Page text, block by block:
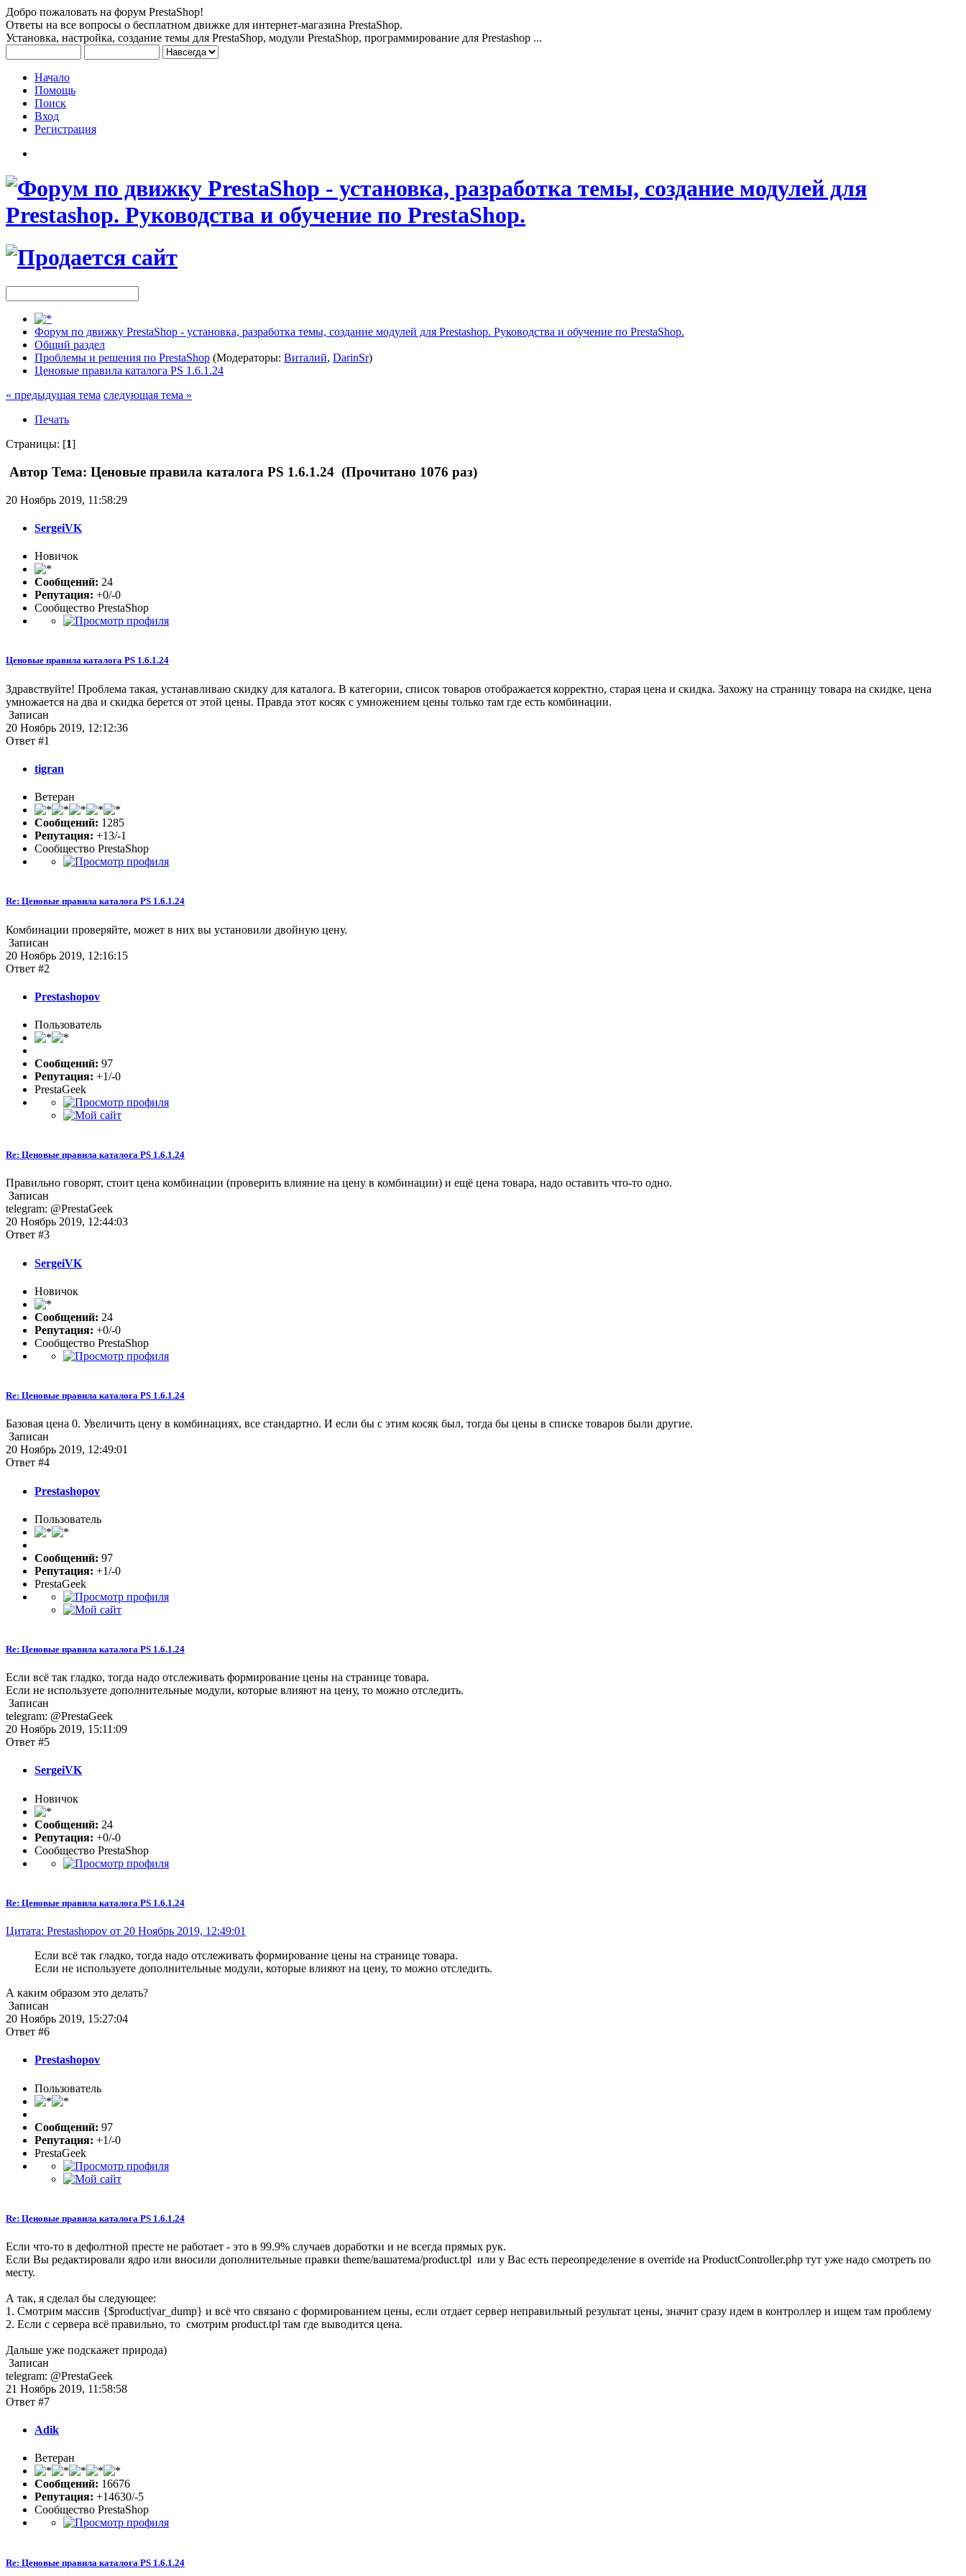
Добро пожаловать на форум PrestaShop!
Ответы на все вопросы о бесплатном движке для интернет-магазина PrestaShop.
Установка, настройка, создание темы для PrestaShop, модули PrestaShop, программирование для Prestashop ...
Начало
Помощь
Поиск
Вход
Регистрация
Форум по движку PrestaShop - установка, разработка темы, создание модулей для Prestashop. Руководства и обучение по PrestaShop.
Общий раздел
Проблемы и решения по PrestaShop (Модераторы: Виталий, DarinSr)
Ценовые правила каталога PS 1.6.1.24
« предыдущая тема следующая тема »
Печать
Страницы: [1]
Автор Тема: Ценовые правила каталога PS 1.6.1.24 (Прочитано 1076 раз)
20 Ноябрь 2019, 11:58:29
SergeiVK
Новичок
Сообщений: 24
Репутация: +0/-0
Сообщество PrestaShop
Ценовые правила каталога PS 1.6.1.24
Здравствуйте! Проблема такая, устанавливаю скидку для каталога. В категории, список товаров отображается корректно, старая цена и скидка. Захожу на страницу товара на скидке, цена
умножается на два и скидка берется от этой цены. Правда этот косяк с умножением цены только там где есть комбинации.
Записан
20 Ноябрь 2019, 12:12:36
Ответ #1
tigran
Ветеран
Сообщений: 1285
Репутация: +13/-1
Сообщество PrestaShop
Re: Ценовые правила каталога PS 1.6.1.24
Комбинации проверяйте, может в них вы установили двойную цену.
Записан
20 Ноябрь 2019, 12:16:15
Ответ #2
Prestashopov
Пользователь
Сообщений: 97
Репутация: +1/-0
PrestaGeek
Re: Ценовые правила каталога PS 1.6.1.24
Правильно говорят, стоит цена комбинации (проверить влияние на цену в комбинации) и ещё цена товара, надо оставить что-то одно.
Записан
telegram: @PrestaGeek
20 Ноябрь 2019, 12:44:03
Ответ #3
SergeiVK
Новичок
Сообщений: 24
Репутация: +0/-0
Сообщество PrestaShop
Re: Ценовые правила каталога PS 1.6.1.24
Базовая цена 0. Увеличить цену в комбинациях, все стандартно. И если бы с этим косяк был, тогда бы цены в списке товаров были другие.
Записан
20 Ноябрь 2019, 12:49:01
Ответ #4
Prestashopov
Пользователь
Сообщений: 97
Репутация: +1/-0
PrestaGeek
Re: Ценовые правила каталога PS 1.6.1.24
Если всё так гладко, тогда надо отслеживать формирование цены на странице товара.
Если не используете дополнительные модули, которые влияют на цену, то можно отследить.
Записан
telegram: @PrestaGeek
20 Ноябрь 2019, 15:11:09
Ответ #5
SergeiVK
Новичок
Сообщений: 24
Репутация: +0/-0
Сообщество PrestaShop
Re: Ценовые правила каталога PS 1.6.1.24
Цитата: Prestashopov от 20 Ноябрь 2019, 12:49:01
Если всё так гладко, тогда надо отслеживать формирование цены на странице товара.
Если не используете дополнительные модули, которые влияют на цену, то можно отследить.
А каким образом это делать?
Записан
20 Ноябрь 2019, 15:27:04
Ответ #6
Prestashopov
Пользователь
Сообщений: 97
Репутация: +1/-0
PrestaGeek
Re: Ценовые правила каталога PS 1.6.1.24
Если что-то в дефолтной престе не работает - это в 99.9% случаев доработки и не всегда прямых рук.
Если Вы редактировали ядро или вносили дополнительные правки theme/вашатема/product.tpl или у Вас есть переопределение в override на ProductController.php тут уже надо смотреть по
месту.
А так, я сделал бы следующее:
1. Смотрим массив {$product|var_dump} и всё что связано с формированием цены, если отдает сервер неправильный результат цены, значит сразу идем в контроллер и ищем там проблему
2. Если с сервера всё правильно, то смотрим product.tpl там где выводится цена.
Дальше уже подскажет природа)
Записан
telegram: @PrestaGeek
21 Ноябрь 2019, 11:58:58
Ответ #7
Adik
Ветеран
Сообщений: 16676
Репутация: +14630/-5
Сообщество PrestaShop
Re: Ценовые правила каталога PS 1.6.1.24